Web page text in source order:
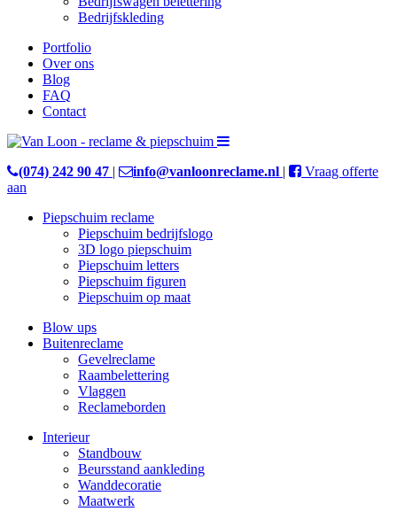
Bedrijfskleding
Portfolio
Over ons
Blog
FAQ
Contact
(074) 242 90 47 info@vanloonreclame.nl
Vraag offerte
aan
Piepschuim reclame
Piepschuim bedrijfslogo
3D logo piepschuim
Piepschuim letters
Piepschuim figuren
Piepschuim op maat
Blow ups
Buitenreclame
Gevelreclame
Raambelettering
Vlaggen
Reclameborden
Interieur
Standbouw
Beursstand aankleding
Wanddecoratie
Maatwerk